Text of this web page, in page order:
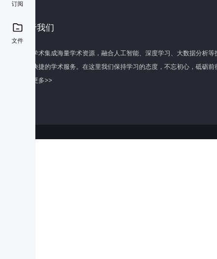
订阅
文件
关于我们
百度学术集成海量学术资源，融合人工智能、深度学习、大数据分析
全面快捷的学术服务。在这里我们保持学习的态度，不忘初心，砥砺前
了解更多>>